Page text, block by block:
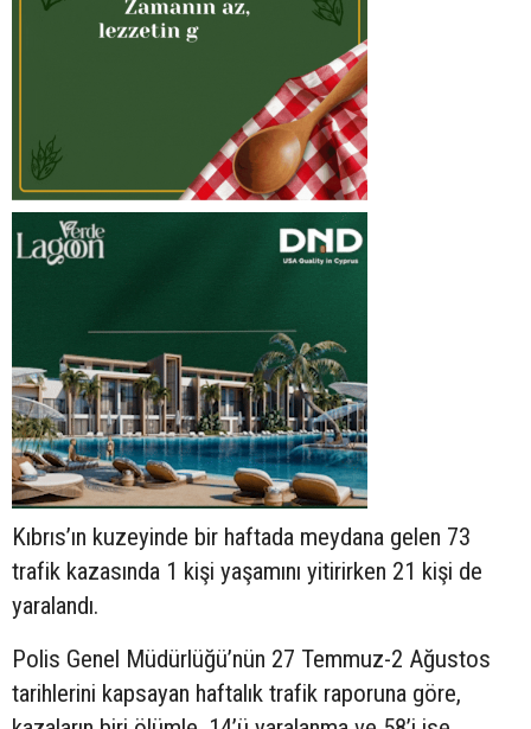
Kıbrıs’ın kuzeyinde bir haftada meydana gelen 73
trafik kazasında 1 kişi yaşamını yitirirken 21 kişi de
yaralandı.
Polis Genel Müdürlüğü’nün 27 Temmuz-2 Ağustos
tarihlerini kapsayan haftalık trafik raporuna göre,